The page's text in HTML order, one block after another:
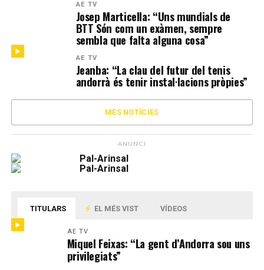
AE TV
Josep Marticella: “Uns mundials de
BTT Són com un exàmen, sempre
sembla que falta alguna cosa”
AE TV
Jeanba: “La clau del futur del tenis
andorrà és tenir instal·lacions pròpies”
MÉS NOTÍCIES
ANUNCI
TITULARS EL MÉS VIST VÍDEOS
AE TV
Miquel Feixas: “La gent d’Andorra sou uns
privilegiats”